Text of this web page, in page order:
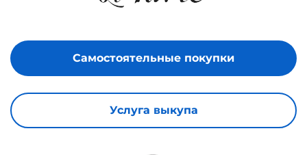
Услуга выкупа
Самостоятельные покупки